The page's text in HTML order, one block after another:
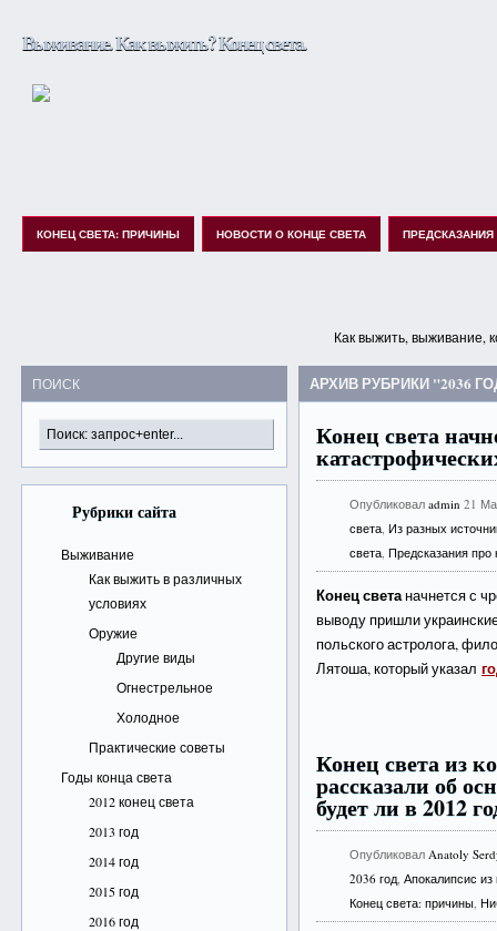
Выживание. Как выжить? Конец света.
КОНЕЦ СВЕТА: ПРИЧИНЫ НОВОСТИ О КОНЦЕ СВЕТА ПРЕДСКАЗАНИЯ
Как выжить, выживание,
ПОИСК
Рубрики сайта
Выживание
Как выжить в различных
условиях
Оружие
Другие виды
Огнестрельное
Холодное
Практические советы
Годы конца света
2012 конец света
2013 год
2014 год
2015 год
2016 год
АРХИВ РУБРИКИ "2036
Конец света
Опубликовалadmin 21
света,Из разных
света,Предсказания про
Конец светаначнется с
выводу пришли
польского астролога,
Лятоша, который указал
Конец света из
рассказали об
будет ли в 2012
ОпубликовалAnatoly
2036 год,Апокалипсис
Конец света: причины,